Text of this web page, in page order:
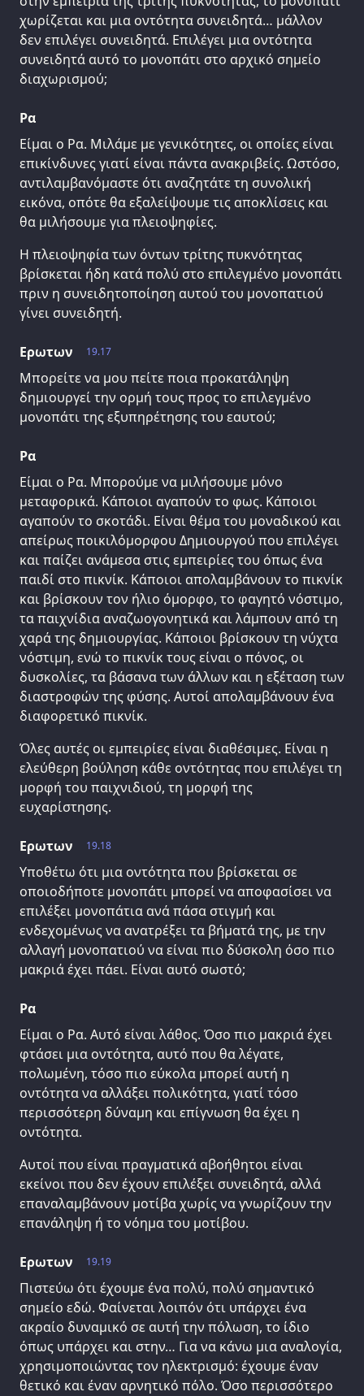
χωρίζεται και μια οντότητα συνειδητά… μάλλον
δεν επιλέγει συνειδητά. Επιλέγει μια οντότητα
συνειδητά αυτό το μονοπάτι στο αρχικό σημείο
διαχωρισμού;
Ρα
Είμαι ο Ρα. Μιλάμε με γενικότητες, οι οποίες είναι
επικίνδυνες γιατί είναι πάντα ανακριβείς. Ωστόσο,
αντιλαμβανόμαστε ότι αναζητάτε τη συνολική
εικόνα, οπότε θα εξαλείψουμε τις αποκλίσεις και
θα μιλήσουμε για πλειοψηφίες.
Η πλειοψηφία των όντων τρίτης πυκνότητας
βρίσκεται ήδη κατά πολύ στο επιλεγμένο μονοπάτι
πριν η συνειδητοποίηση αυτού του μονοπατιού
γίνει συνειδητή.
19.17
Ερωτων
Μπορείτε να μου πείτε ποια προκατάληψη
δημιουργεί την ορμή τους προς το επιλεγμένο
μονοπάτι της εξυπηρέτησης του εαυτού;
Ρα
Είμαι ο Ρα. Μπορούμε να μιλήσουμε μόνο
μεταφορικά. Κάποιοι αγαπούν το φως. Κάποιοι
αγαπούν το σκοτάδι. Είναι θέμα του μοναδικού και
απείρως ποικιλόμορφου Δημιουργού που επιλέγει
και παίζει ανάμεσα στις εμπειρίες του όπως ένα
παιδί στο πικνίκ. Κάποιοι απολαμβάνουν το πικνίκ
και βρίσκουν τον ήλιο όμορφο, το φαγητό νόστιμο,
τα παιχνίδια αναζωογονητικά και λάμπουν από τη
χαρά της δημιουργίας. Κάποιοι βρίσκουν τη νύχτα
νόστιμη, ενώ το πικνίκ τους είναι ο πόνος, οι
δυσκολίες, τα βάσανα των άλλων και η εξέταση των
διαστροφών της φύσης. Αυτοί απολαμβάνουν ένα
διαφορετικό πικνίκ.
Όλες αυτές οι εμπειρίες είναι διαθέσιμες. Είναι η
ελεύθερη βούληση κάθε οντότητας που επιλέγει τη
μορφή του παιχνιδιού, τη μορφή της
ευχαρίστησης.
19.18
Ερωτων
Υποθέτω ότι μια οντότητα που βρίσκεται σε
οποιοδήποτε μονοπάτι μπορεί να αποφασίσει να
επιλέξει μονοπάτια ανά πάσα στιγμή και
ενδεχομένως να ανατρέξει τα βήματά της, με την
αλλαγή μονοπατιού να είναι πιο δύσκολη όσο πιο
μακριά έχει πάει. Είναι αυτό σωστό;
Ρα
Είμαι ο Ρα. Αυτό είναι λάθος. Όσο πιο μακριά έχει
φτάσει μια οντότητα, αυτό που θα λέγατε,
πολωμένη, τόσο πιο εύκολα μπορεί αυτή η
οντότητα να αλλάξει πολικότητα, γιατί τόσο
περισσότερη δύναμη και επίγνωση θα έχει η
οντότητα.
Αυτοί που είναι πραγματικά αβοήθητοι είναι
εκείνοι που δεν έχουν επιλέξει συνειδητά, αλλά
επαναλαμβάνουν μοτίβα χωρίς να γνωρίζουν την
επανάληψη ή το νόημα του μοτίβου.
19.19
Ερωτων
Πιστεύω ότι έχουμε ένα πολύ, πολύ σημαντικό
σημείο εδώ. Φαίνεται λοιπόν ότι υπάρχει ένα
ακραίο δυναμικό σε αυτή την πόλωση, το ίδιο
όπως υπάρχει και στην… Για να κάνω μια αναλογία,
χρησιμοποιώντας τον ηλεκτρισμό: έχουμε έναν
θετικό και έναν αρνητικό πόλο. Όσο περισσότερο